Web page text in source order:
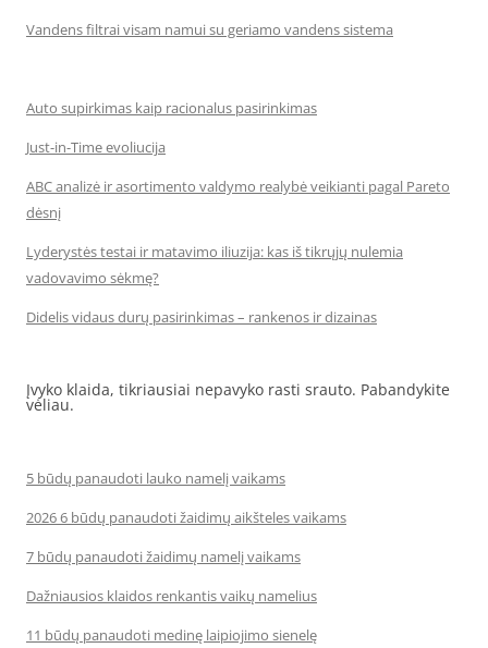
Vandens filtrai visam namui su geriamo vandens sistema
Auto supirkimas kaip racionalus pasirinkimas
Just-in-Time evoliucija
ABC analizė ir asortimento valdymo realybė veikianti pagal Pareto
dėsnį
Lyderystės testai ir matavimo iliuzija: kas iš tikrųjų nulemia
vadovavimo sėkmę?
Didelis vidaus durų pasirinkimas – rankenos ir dizainas
Įvyko klaida, tikriausiai nepavyko rasti srauto. Pabandykite
vėliau.
5 būdų panaudoti lauko namelį vaikams
2026 6 būdų panaudoti žaidimų aikšteles vaikams
7 būdų panaudoti žaidimų namelį vaikams
Dažniausios klaidos renkantis vaikų namelius
11 būdų panaudoti medinę laipiojimo sienelę